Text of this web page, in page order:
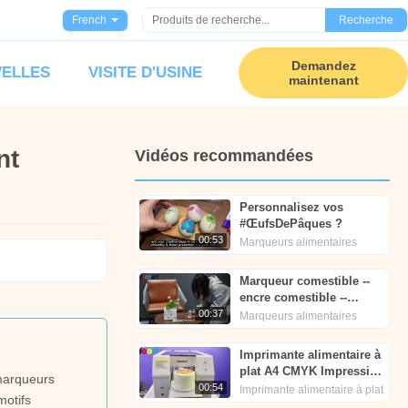
French Recherche
VISITE D'USINE
Demandez
maintenant
Vidéos recommandées
00:53
Personnalisez vos
#ŒufsDePâques ?
Marqueurs alimentaires
00:37
Marqueur comestible --
encre comestible --
Markcare
Marqueurs alimentaires
00:54
Imprimante alimentaire à
plat A4 CMYK Impression
couleur - Foodart®
Imprimante alimentaire à plat